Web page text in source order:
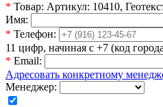
* Товар: Артикул: 10410,
Имя:
* Телефон:
11 цифр, начиная с +7 (код
* Email:
Адресовать конкретному
Менеджер: